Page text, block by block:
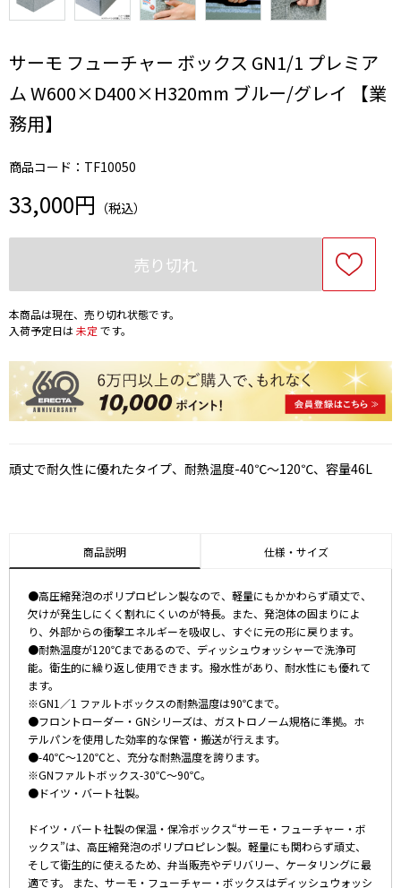
サーモ フューチャー ボックス GN1/1 プレミア
ム W600×D400×H320mm ブルー/グレイ 【業
務用】
商品コード：TF10050
33,000円 （税込）
売り切れ
本商品は現在、売り切れ状態です。
入荷予定日は未定 です。
頑丈で耐久性に優れたタイプ、耐熱温度-40℃～120℃、容量46L
商品説明 仕様・サイズ
●高圧縮発泡のポリプロピレン製なので、軽量にもかかわらず頑丈で、
欠けが発生しにくく割れにくいのが特長。また、発泡体の固まりによ
り、外部からの衝撃エネルギーを吸収し、すぐに元の形に戻ります。
●耐熱温度が120℃まであるので、ディッシュウォッシャーで洗浄可
能。衛生的に繰り返し使用できます。撥水性があり、耐水性にも優れて
ます。
※GN1／1 ファルトボックスの耐熱温度は90℃まで。
●フロントローダー・GNシリーズは、ガストロノーム規格に準拠。ホ
テルパンを使用した効率的な保管・搬送が行えます。
●-40℃～120℃と、充分な耐熱温度を誇ります。
※GNファルトボックス-30℃～90℃。
●ドイツ・バート社製。
ドイツ・バート社製の保温・保冷ボックス“サーモ・フューチャー・ボ
ックス”は、高圧縮発泡のポリプロピレン製。軽量にも関わらず頑丈、
そして衛生的に使えるため、弁当販売やデリバリー、ケータリングに最
適です。 また、サーモ・フューチャー・ボックスはディッシュウォッシ